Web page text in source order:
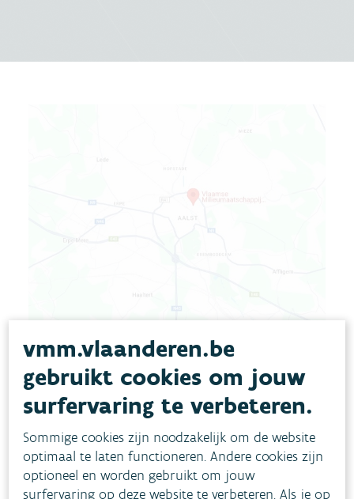
Adressen
Waar vind je de vestigingen van de VMM en hoe kan je
ons het vlotst bereiken?
Lees meer
vmm.vlaanderen.be
gebruikt cookies om jouw
surfervaring te verbeteren.
Sommige cookies zijn noodzakelijk om de website
optimaal te laten functioneren. Andere cookies zijn
optioneel en worden gebruikt om jouw
surfervaring op deze website te verbeteren. Als je op